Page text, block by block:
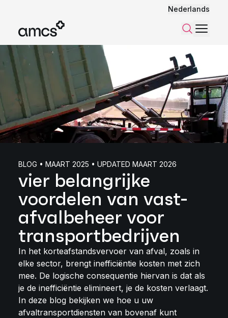
Nederlands
ZoekenMenu
BLOG • MAART 2025 • UPDATED MAART 2026
vier belangrijke
voordelen van vast-
afvalbeheer voor
transportbedrijven
In het korteafstandsvervoer van afval, zoals in
elke sector, brengt inefficiëntie kosten met zich
mee. De logische consequentie hiervan is dat als
je de inefficiëntie elimineert, je de kosten verlaagt.
In deze blog bekijken we hoe u uw
afvaltransportdiensten van bovenaf kunt